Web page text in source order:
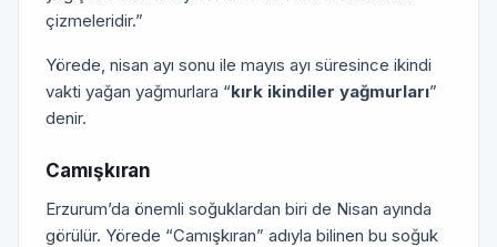
çizmeleridir.”
Yörede, nisan ayı sonu ile mayıs ayı süresince ikindi
vakti yağan yağmurlara “kırk ikindiler yağmurları”
denir.
Camışkıran
Erzurum’da önemli soğuklardan biri de Nisan ayında
görülür. Yörede “Camışkıran” adıyla bilinen bu soğuk